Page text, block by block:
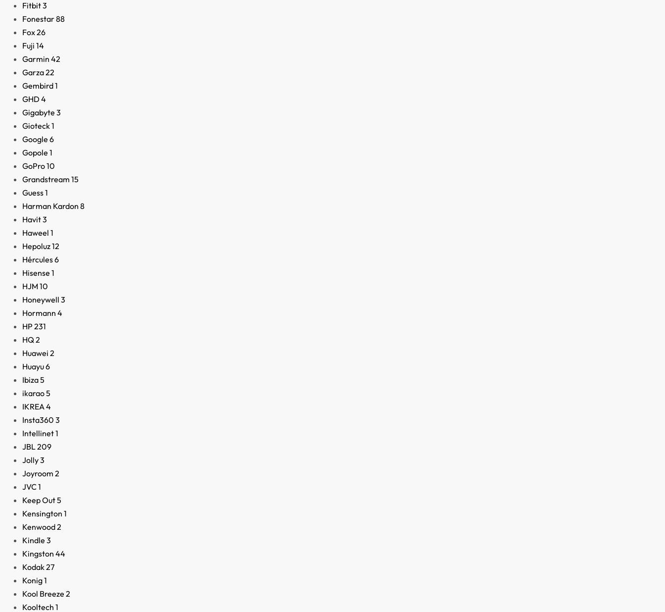
Fitbit3
Fonestar88
Fox26
Fuji 14
Garmin 42
Garza22
Gembird1
GHD 4
Gigabyte 3
Gioteck1
Google 6
Gopole 1
GoPro10
Grandstream 15
Guess1
Harman Kardon 8
Havit3
Haweel 1
Hepoluz12
Hércules6
Hisense 1
HJM10
Honeywell 3
Hormann 4
HP 231
HQ2
Huawei 2
Huayu6
Ibiza5
ikarao5
IKREA4
Insta360 3
Intellinet1
JBL209
Jolly3
Joyroom 2
JVC1
Keep Out5
Kensington 1
Kenwood2
Kindle 3
Kingston 44
Kodak27
Konig1
Kool Breeze 2
Kooltech 1